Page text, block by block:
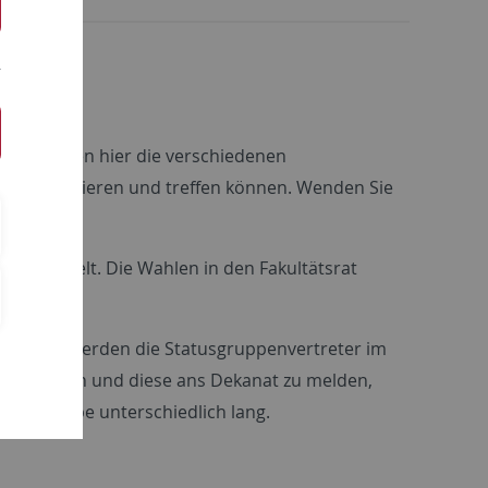
Sie finden hier die verschiedenen
koordinieren und treffen können. Wenden Sie
geregelt. Die Wahlen in den Fakultätsrat
finden, werden die Statusgruppenvertreter im
und diese ans Dekanat zu melden,
unterschiedlich lang.